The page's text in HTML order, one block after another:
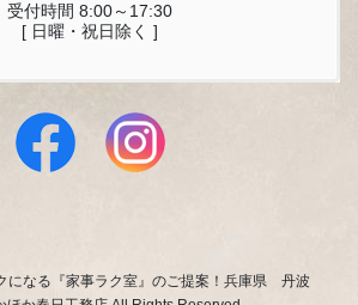
受付時間 8:00～17:30
[ 日曜・祝日除く ]
になる『家事ラク室』のご提案！兵庫県 丹波